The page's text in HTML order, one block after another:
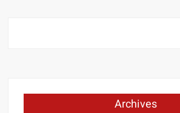
Archives